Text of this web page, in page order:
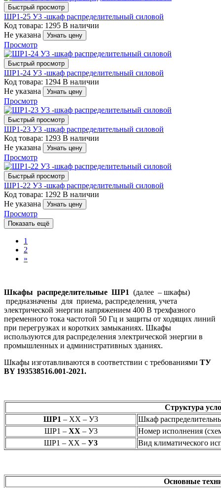
Быстрый просмотр
ШР1-25 У3 -шкаф распределительный силовой
Код товара: 1295 В наличии
Не указана
Узнать цену
Просмотр
Быстрый просмотр
ШР1-24 У3 -шкаф распределительный силовой
Код товара: 1294 В наличии
Не указана
Узнать цену
Просмотр
Быстрый просмотр
ШР1-23 У3 -шкаф распределительный силовой
Код товара: 1293 В наличии
Не указана
Узнать цену
Просмотр
Быстрый просмотр
ШР1-22 У3 -шкаф распределительный силовой
Код товара: 1292 В наличии
Не указана
Узнать цену
Просмотр
Показать ещё
1
2
»
Шкафы распределительные ШР1 (далее – шкафы)
предназначены для приема, распределения, учета
электрической энергии напряжением 400 В трехфазного
переменного тока частотой 50 Гц и защиты от ходящих линий
при перегрузках и коротких замыканиях. Шкафы
используются для распределения электрической энергии в
промышленных и административных зданиях.
Шкафы изготавливаются в соответствии с требованиями ТУ
BY 193538516.001-2021.
Структура
ШР1 – ХХ – У3
Шкаф
ШР1 – ХХ – У3
Номер исполнения
ШР1 – ХХ – У3 Вид климатического
Основные